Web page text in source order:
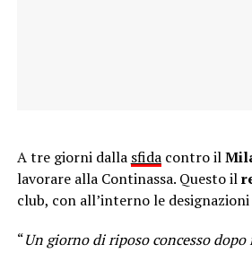
A tre giorni dalla sfidacontro il
lavorare alla Continassa. Questo il
club, con all’interno le
“Un giorno di riposo concesso dopo